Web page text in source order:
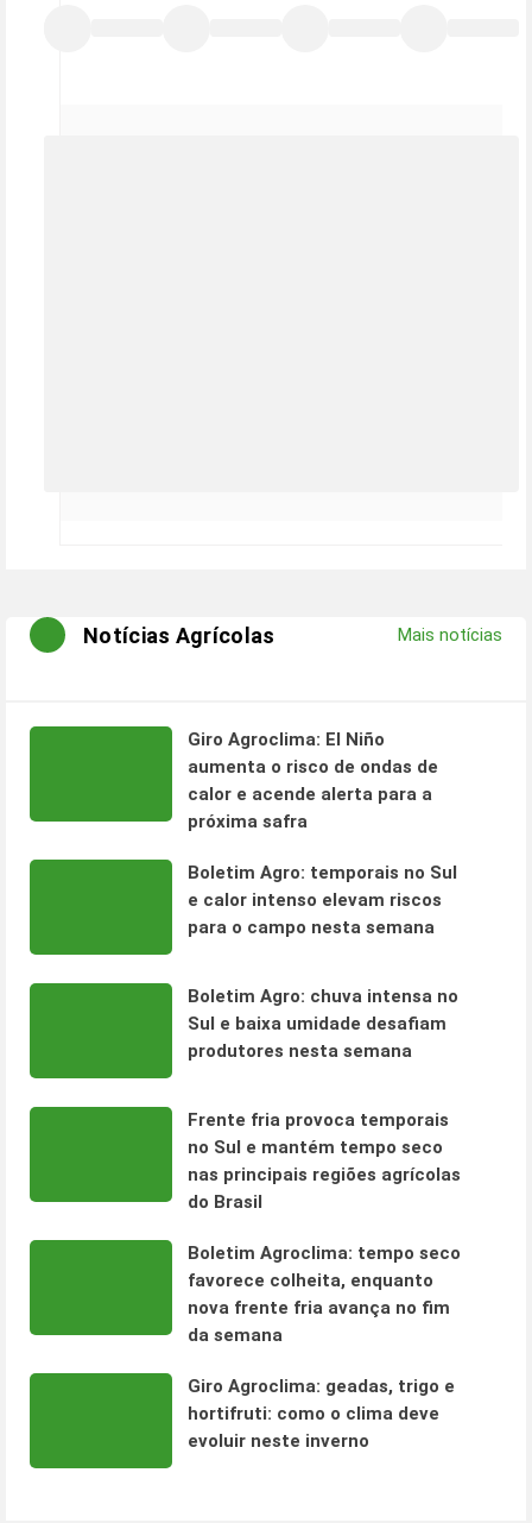
Notícias Agrícolas Mais notícias
Giro Agroclima: El Niño
aumenta o risco de ondas de
calor e acende alerta para a
próxima safra
Boletim Agro: temporais no Sul
e calor intenso elevam riscos
para o campo nesta semana
Boletim Agro: chuva intensa no
Sul e baixa umidade desafiam
produtores nesta semana
Frente fria provoca temporais
no Sul e mantém tempo seco
nas principais regiões agrícolas
do Brasil
Boletim Agroclima: tempo seco
favorece colheita, enquanto
nova frente fria avança no fim
da semana
Giro Agroclima: geadas, trigo e
hortifruti: como o clima deve
evoluir neste inverno